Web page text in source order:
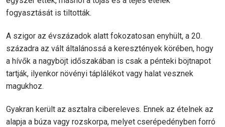
fogyasztását is tiltották.
A szigor az évszázadok alatt fokozatosan enyhült, a 20.
századra az vált általánossá a keresztények körében, hogy
a hívők a nagyböjt időszakában is csak a pénteki böjtnapot
tartják, ilyenkor növényi táplálékot vagy halat vesznek
magukhoz.
Gyakran került az asztalra cibereleves. Ennek az ételnek az
alapja a búza vagy rozskorpa, melyet cserépedényben forró